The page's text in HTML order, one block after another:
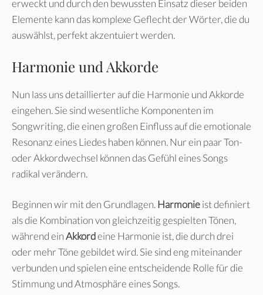
erweckt und durch den bewussten Einsatz dieser beiden
Elemente kann das komplexe Geflecht der Wörter, die du
auswählst, perfekt akzentuiert werden.
Harmonie und Akkorde
Nun lass uns detaillierter auf die Harmonie und Akkorde
eingehen. Sie sind wesentliche Komponenten im
Songwriting, die einen großen Einfluss auf die emotionale
Resonanz eines Liedes haben können. Nur ein paar Ton-
oder Akkordwechsel können das Gefühl eines Songs
radikal verändern.
Beginnen wir mit den Grundlagen.Harmonieist definiert
als die Kombination von gleichzeitig gespielten Tönen,
während einAkkordeine Harmonie ist, die durch drei
oder mehr Töne gebildet wird. Sie sind eng miteinander
verbunden und spielen eine entscheidende Rolle für die
Stimmung und Atmosphäre eines Songs.